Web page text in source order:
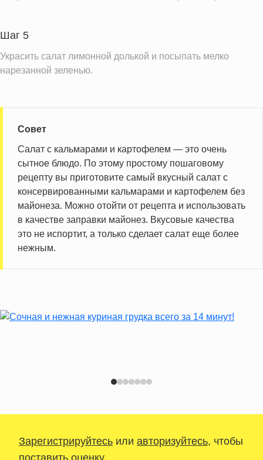
Шаг 5
Украсить салат лимонной долькой и посыпать мелко
нарезанной зеленью.
Совет
Салат с кальмарами и картофелем — это очень
сытное блюдо. По этому простому пошаговому
рецепту вы приготовите самый вкусный салат с
консервированными кальмарами и картофелем без
майонеза. Можно отойти от рецепта и использовать
в качестве заправки майонез. Вкусовые качества
это не испортит, а только сделает салат еще более
нежным.
Зарегистрируйтесь или авторизуйтесь, чтобы
поставить оценку.